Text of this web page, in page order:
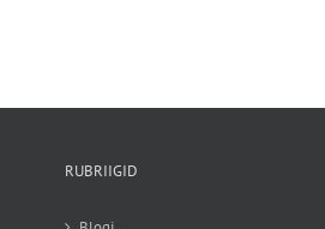
RUBRIIGID